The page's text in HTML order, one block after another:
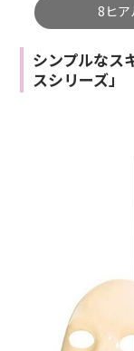
8ヒア
シンプルなス
スシリーズ」